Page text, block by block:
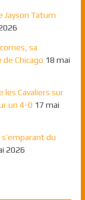
Jayson Tatum
sa
de Chicago 18 mai
les Cavaliers sur
un 4-0 17 mai
du
2026